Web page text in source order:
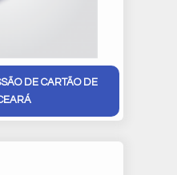
DE CARTÃO DE